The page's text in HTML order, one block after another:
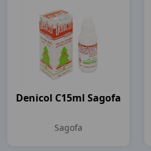
Denicol C15ml Sagofa
Sagofa